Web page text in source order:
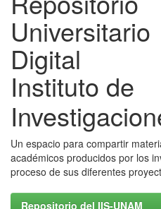
Universitario
Digital
Instituto de
Un espacio para compartir
académicos producidos por los
proceso de sus diferentes
Repositorio del IIS-UNAM